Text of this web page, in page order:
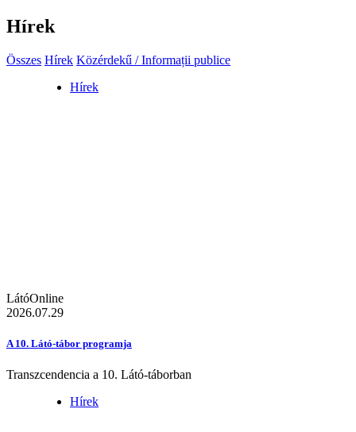
Hírek
Összes Hírek Közérdekű / Informații publice
Hírek
LátóOnline
2026.07.29
A 10. Látó-tábor programja
Transzcendencia a 10. Látó-táborban
Hírek